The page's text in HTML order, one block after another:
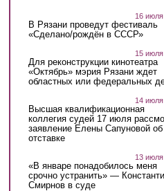
16
В Рязани проведут фестиваль
«Сделано/рождён в СССР»
15
Для реконструкции кинотеатра
«Октябрь» мэрия Рязани ждет
областных или федеральных
14
Высшая квалификационная
коллегия судей 17 июля
заявление Елены Сапуновой об
отставке
13
«В январе понадобилось меня
срочно устранить» —
Смирнов в суде